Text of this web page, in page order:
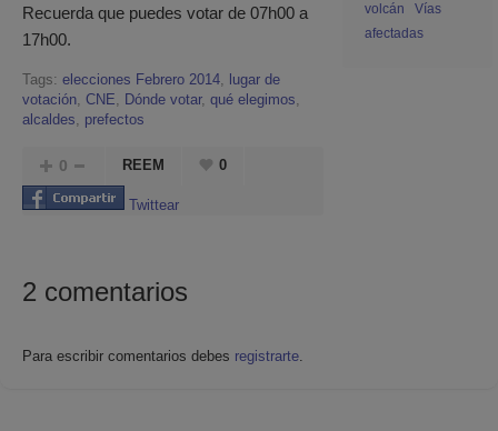
Recuerda que puedes votar de 07h00 a
17h00.
Tags: elecciones Febrero 2014
lugar de
votación CNE Dónde votar, qué elegimos
alcaldes
prefectos
0 REEM 0
Twittear
2 comentarios
Para escribir comentarios debes registrarte
volcán
Vías
afectadas